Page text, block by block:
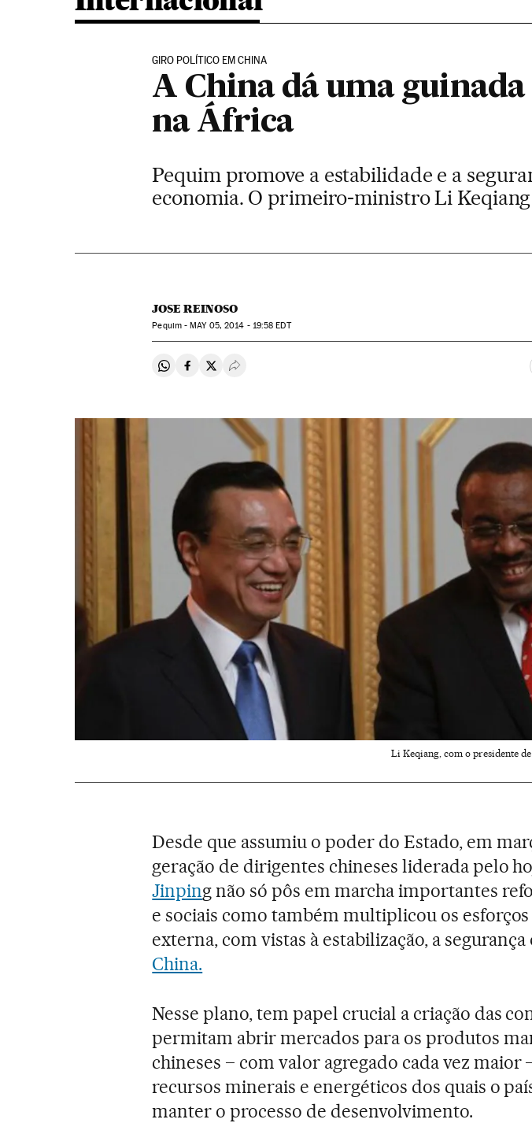
GIRO POLÍTICO EM CHINA
A China dá uma
na África
Pequim promove a estabilidade e a
economia. O primeiro-ministro Li
JOSE REINOSO
Pequim -MAY05, 2014 - 19:58 EDT
Compartir en Whatsapp
Compartir en Facebook
Compartir en Twitter
Desplegar Redes Sociales
Li Keqiang, com o presidente
Desde que assumiu o poder do Estado, em
geração de dirigentes chineses liderada pelo
Jinping não só pôs em marcha importantes
e sociais como também multiplicou os
externa, com vistas à estabilização, a segurança
China.
Nesse plano, tem papel crucial a criação das
permitam abrir mercados para os produtos
chineses – com valor agregado cada vez maior
recursos minerais e energéticos dos quais o
manter o processo de desenvolvimento.